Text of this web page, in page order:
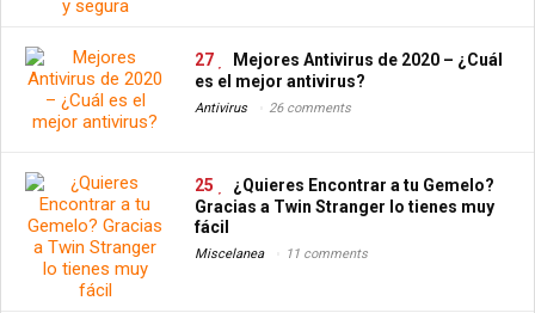
27
Mejores Antivirus de 2020 – ¿Cuál
es el mejor antivirus?
Antivirus 26 comments
25
¿Quieres Encontrar a tu Gemelo?
Gracias a Twin Stranger lo tienes muy
fácil
Miscelanea 11 comments